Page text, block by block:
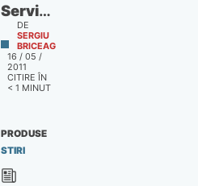
Serviciile
Ovi
devin
servicii
Nokia
DE
SERGIU
BRICEAG
16 / 05 /
2011
CITIRE ÎN
< 1 MINUT
PRODUSE
STIRI